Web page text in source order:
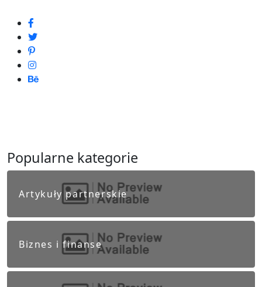
Popularne kategorie
Artykuły partnerskie
Biznes i finanse